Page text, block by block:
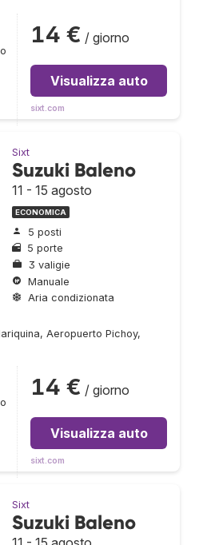
14 € / giorno
Visualizza auto
sixt.com
Sixt
Suzuki Baleno
11 - 15 agosto
ECONOMICA
5 posti
5 porte
3 valigie
Manuale
Aria condizionata
Aeropuerto Pichoy,
14 € / giorno
Visualizza auto
sixt.com
Sixt
Suzuki Baleno